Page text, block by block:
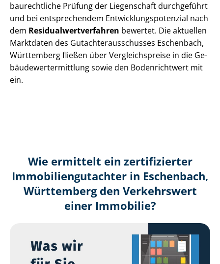
baurechtliche Prüfung der Liegenschaft durchgeführt
und bei entsprechendem Ent­wick­lungs­po­ten­zi­al nach
dem Re­si­du­al­wert­ver­fah­ren bewertet. Die aktuellen
Marktdaten des Gut­ach­ter­aus­schus­ses Eschenbach,
Württemberg fließen über Ver­gleichs­prei­se in die Ge­
bäu­de­wert­ermitt­lung sowie den Bodenrichtwert mit
ein.
Wie ermittelt ein zertifizierter
Immobilien­gutachter in Eschenbach,
Württemberg den Verkehrswert
einer Immobilie?